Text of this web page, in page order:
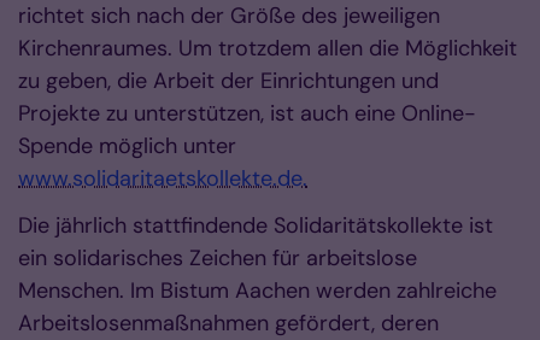
richtet sich nach der Größe des jeweiligen
Kirchenraumes. Um trotzdem allen die Möglichkeit
zu geben, die Arbeit der Einrichtungen und
Projekte zu unterstützen, ist auch eine Online-
Spende möglich unter
www.solidaritaetskollekte.de.
Die jährlich stattfindende Solidaritätskollekte ist
ein solidarisches Zeichen für arbeitslose
Menschen. Im Bistum Aachen werden zahlreiche
Arbeitslosenmaßnahmen gefördert, deren